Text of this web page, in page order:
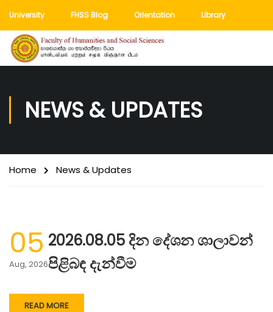
University FHSS Blog Orientation Library
NEWS & UPDATES
Home News & Updates
05
Aug, 2026
2026.08.05 දින දේශන ශාලාවන්
පිළිබඳ දැන්වීම
READ MORE